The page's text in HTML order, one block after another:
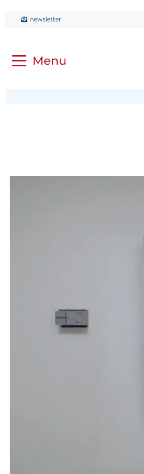
newsletter